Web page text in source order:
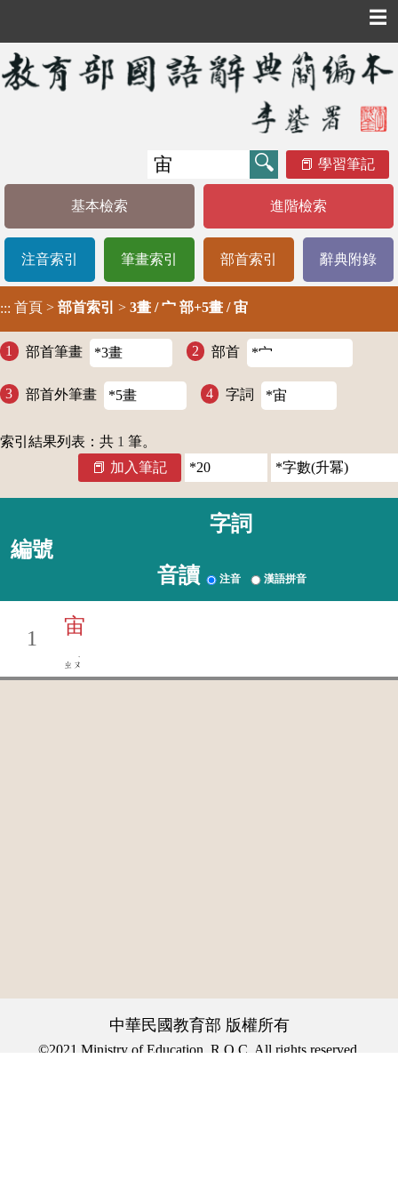
☰
學習筆記
基本檢索 進階檢索
注音索引 筆畫索引 部首索引 辭典附錄
::: 首頁 > 部首索引 > 3畫 / 宀 部+5畫 / 宙
部首筆畫 部首
部首外筆畫 字詞
索引結果列表：共 1 筆。
加入筆記
編號
字詞
音讀 注音 漢語拼音
1
宙
ㄓㄡ
ˋ
中華民國教育部 版權所有
©2021 Ministry of Education, R.O.C. All rights reserved.